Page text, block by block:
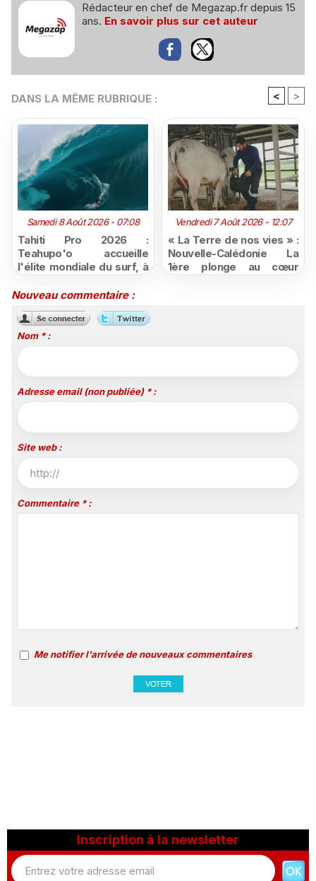
Rédacteur en chef de Megazap.fr depuis 15
ans. En savoir plus sur cet auteur
DANS LA MÊME RUBRIQUE : < >
Samedi 8 Août 2026 - 07:08
Tahiti Pro 2026 :
Teahupo'o accueille
l'élite mondiale du surf, à
Polynésie la 1ère
Vendredi 7 Août 2026 - 12:07
« La Terre de nos vies » :
Nouvelle-Calédonie La
1ère plonge au cœur
Nouveau commentaire :
Nom * :
Adresse email (non publiée) * :
Site web :
Commentaire * :
Me notifier l'arrivée de nouveaux commentaires
Inscription à la newsletter